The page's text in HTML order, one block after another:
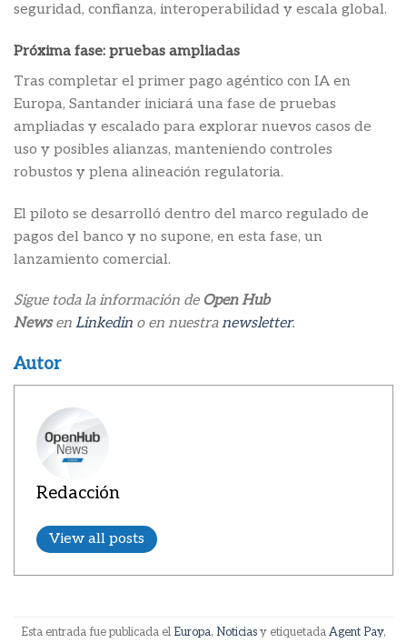
seguridad, confianza, interoperabilidad y escala global.
Próxima fase: pruebas ampliadas
Tras completar el primer pago agéntico con IA en
Europa, Santander iniciará una fase de pruebas
ampliadas y escalado para explorar nuevos casos de
uso y posibles alianzas, manteniendo controles
robustos y plena alineación regulatoria.
El piloto se desarrolló dentro del marco regulado de
pagos del banco y no supone, en esta fase, un
lanzamiento comercial.
Sigue toda la información de Open Hub
Newsen Linkedin o en nuestranewsletter.
Autor
Redacción
View all posts
Esta entrada fue publicada el Europa, Noticiasy etiquetadaAgent Pay,